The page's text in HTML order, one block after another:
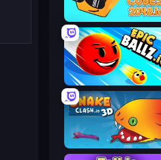
Cubes 2048.io
EpicBallz.io
Snake Clash.io